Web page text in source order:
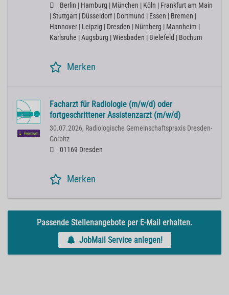
Berlin | Hamburg | München | Köln | Frankfurt am Main
| Stuttgart | Düsseldorf | Dortmund | Essen | Bremen |
Hannover | Leipzig | Dresden | Nürnberg | Mannheim |
Karlsruhe | Augsburg | Wiesbaden | Bielefeld | Bochum
Merken
Premium
Facharzt für Radiologie (m/w/d) oder
fortgeschrittener Assistenzarzt (m/w/d)
30.07.2026, Radiologische Gemeinschaftspraxis Dresden-
Gorbitz
01169 Dresden
Merken
Passende Stellenangebote per E-Mail erhalten.
JobMail Service anlegen!